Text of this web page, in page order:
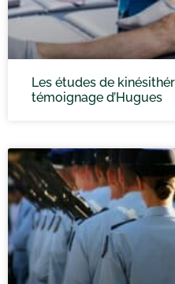
Les études de
témoignage d’Hugues